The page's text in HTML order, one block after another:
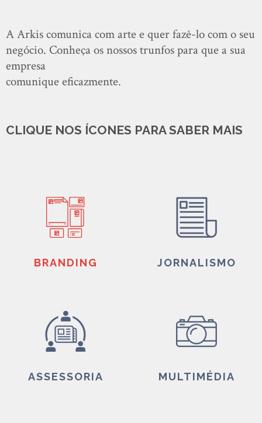
A Arkis comunica com arte e quer fazê-lo com o seu
negócio. Conheça os nossos trunfos para que a sua
empresa
comunique eficazmente.
CLIQUE NOS ÍCONES PARA SABER MAIS
BRANDING JORNALISMO
ASSESSORIA MULTIMÉDIA